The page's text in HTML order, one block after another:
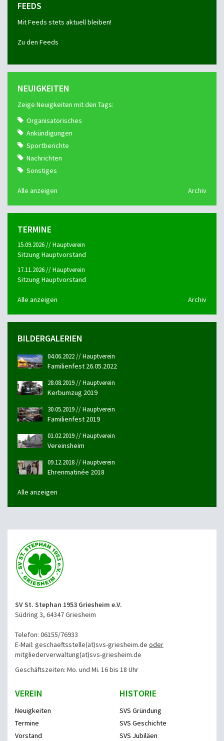
FEEDS
Mit Feeds stets aktuell bleiben!
Zu den Feeds
NEUIGKEITEN
Zeige Neuigkeiten mit den Tags:
Organisatorisches
Ankündigungen
Sportberichte
Nachrichten
Sonstiges
Alle anzeigen Archiv
TERMINE
15.09.2026 // Hauptverein
Sitzung Hauptvorstand
17.11.2026 // Hauptverein
Sitzung Hauptvorstand
Alle anzeigen Archiv
BILDERGALERIEN
04.06.2022 // Hauptverein
Familienfest 26.05.2022
28.08.2019 // Hauptverein
Kerbumzug 2019
30.05.2019 // Hauptverein
Familienfest 2019
01.02.2019 // Hauptverein
Vereinsheim
09.12.2018 // Hauptverein
Ehrenmatinée 2018
Alle anzeigen
SV St. Stephan 1953 Griesheim e.V.
Südring 3, 64347 Griesheim
Telefon: 06155/76933
E-Mail: geschaeftsstelle(at)svs-griesheim.de oder
mitgliederverwaltung(at)svs-griesheim.de
Geschäftszeiten: Mo. und Mi. 16 bis 18 Uhr
VEREIN
Neuigkeiten
Termine
Vorstand
HISTORIE
SVS Gründung
SVS Geschichte
SVS Jubiläen